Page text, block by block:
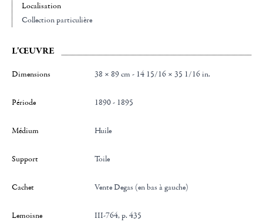
Localisation
Collection particulière
L'ŒUVRE
Dimensions 38 × 89 cm - 14 15/16 × 35 1/16 in.
Période 1890 - 1895
Médium Huile
Support toile
Cachet Vente Degas (en bas à gauche)
Lemoisne III-764, p. 435